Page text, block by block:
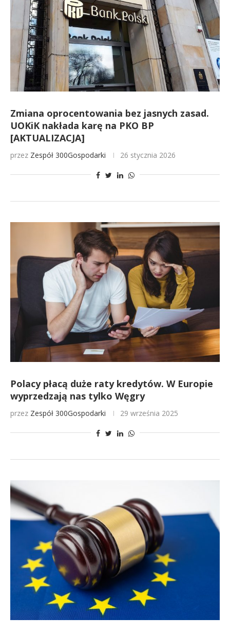
Zmiana oprocentowania bez jasnych zasad.
UOKiK nakłada karę na PKO BP
[AKTUALIZACJA]
przez Zespół 300Gospodarki 26 stycznia 2026
Polacy płacą duże raty kredytów. W Europie
wyprzedzają nas tylko Węgry
przez Zespół 300Gospodarki 29 września 2025